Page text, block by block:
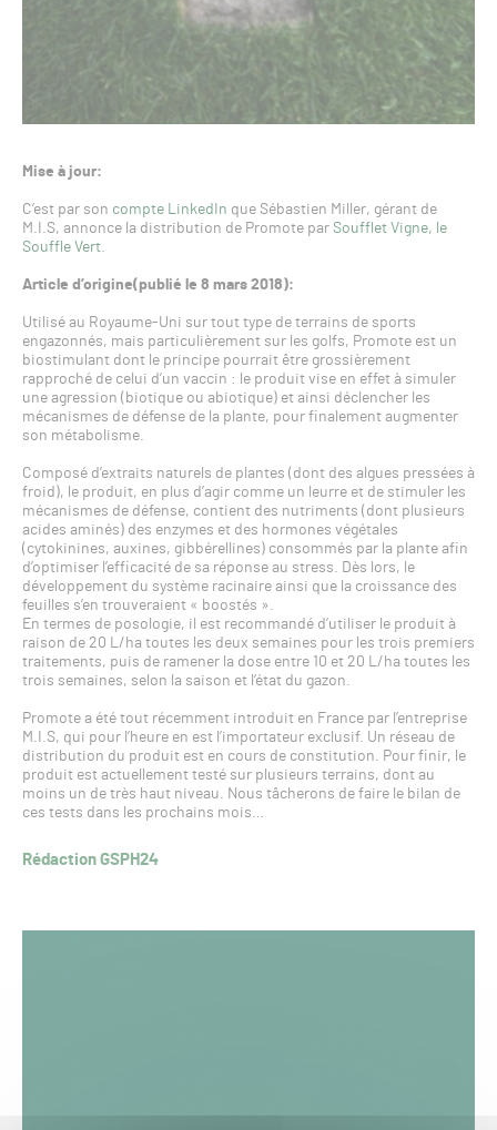
Mise à jour:
C’est par son compte LinkedIn que Sébastien Miller, gérant de
M.I.S, annonce la distribution de Promote par Soufflet Vigne, le
Souffle Vert.
Article d’origine(publié le 8 mars 2018):
Utilisé au Royaume-Uni sur tout type de terrains de sports
engazonnés, mais particulièrement sur les golfs, Promote est un
biostimulant dont le principe pourrait être grossièrement
rapproché de celui d’un vaccin : le produit vise en effet à simuler
une agression (biotique ou abiotique) et ainsi déclencher les
mécanismes de défense de la plante, pour finalement augmenter
son métabolisme.
Composé d’extraits naturels de plantes (dont des algues pressées à
froid), le produit, en plus d’agir comme un leurre et de stimuler les
mécanismes de défense, contient des nutriments (dont plusieurs
acides aminés) des enzymes et des hormones végétales
(cytokinines, auxines, gibbérellines) consommés par la plante afin
d’optimiser l’efficacité de sa réponse au stress. Dès lors, le
développement du système racinaire ainsi que la croissance des
feuilles s’en trouveraient « boostés ».
En termes de posologie, il est recommandé d’utiliser le produit à
raison de 20 L/ha toutes les deux semaines pour les trois premiers
traitements, puis de ramener la dose entre 10 et 20 L/ha toutes les
trois semaines, selon la saison et l’état du gazon.
Promote a été tout récemment introduit en France par l’entreprise
M.I.S, qui pour l’heure en est l’importateur exclusif. Un réseau de
distribution du produit est en cours de constitution. Pour finir, le
produit est actuellement testé sur plusieurs terrains, dont au
moins un de très haut niveau. Nous tâcherons de faire le bilan de
ces tests dans les prochains mois…
Rédaction GSPH24